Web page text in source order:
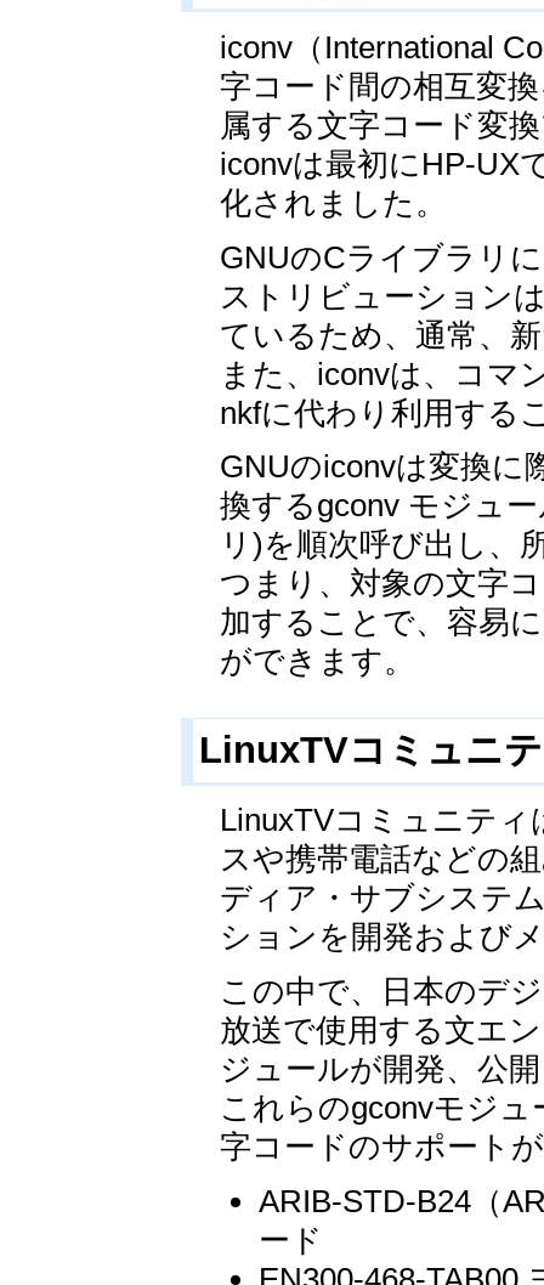
iconv（International
字コード間の相互変
属する文字コード変
iconvは最初にHP-UX
化されました。
GNUのCライブラリ
ストリビューション
ているため、通常、
また、iconvは、コマ
nkfに代わり利用する
GNUのiconvは変換に
換するgconv モジュ
リ)を順次呼び出し、
つまり、対象の文字
加することで、容易
ができます。
LinuxTVコミュニ
LinuxTVコミュニテ
スや携帯電話などの
ディア・サブシステ
ションを開発および
この中で、日本のデ
放送で使用する文エ
ジュールが開発、公
これらのgconvモジ
字コードのサポート
ARIB-STD-B24（
ード